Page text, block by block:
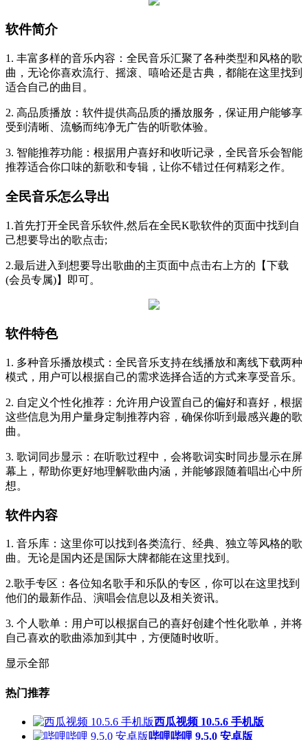
软件简介
1. 丰富多样的音乐内容：全民音乐汇聚了各种类型和风格的歌
曲，无论你喜欢流行、摇滚、嘻哈还是古典，都能在这里找到
适合自己的曲目。
2. 高品质播放：软件提供高品质的播放服务，保证用户能够享
受到清晰、流畅而纯净无广告的听歌体验。
3. 智能推荐功能：根据用户喜好和收听记录，全民音乐会智能
推荐适合你口味的新歌和专辑，让你不错过任何精彩之作。
全民音乐怎么导出
1.首先打开全民音乐软件,然后在全民K歌软件的页面中找到自
己想要导出的歌点击;
2.最后进入到想要导出歌曲的主页面中点击右上方的【下载
(会员专属)】即可。
软件特色
1. 多种音乐播放模式：全民音乐支持在线播放和离线下载两种
模式，用户可以根据自己的需求选择合适的方式来享受音乐。
2. 自定义个性化推荐：允许用户设置自己的偏好和喜好，根据
这些信息为用户量身定制推荐内容，确保你听到最感兴趣的歌
曲。
3. 歌词同步显示：在听歌过程中，会将歌词实时同步显示在屏
幕上，帮助你更好地理解歌曲内涵，并能够跟随着唱出心中所
想。
软件内容
1. 音乐库：这里你可以找到各类流行、经典、独立等风格的歌
曲。无论是国内还是国际大牌都能在这里找到。
2.歌手专区：各位知名歌手和乐队的专区，你可以在这里找到
他们的最新作品、演唱会信息以及相关资讯。
3. 个人歌单：用户可以根据自己的喜好创建个性化歌单，并将
自己喜欢的歌曲添加到其中，方便随时收听。
显示全部
热门推荐
西瓜视频 10.5.6 手机版
哔哩哔哩 9.5.0 安卓版